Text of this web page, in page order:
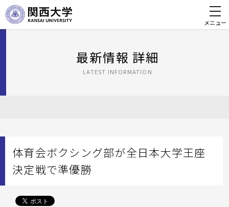
メニュー
最新情報 詳細
LATEST INFORMATION
体育会ボクシング部が全日本大学王座
決定戦で準優勝